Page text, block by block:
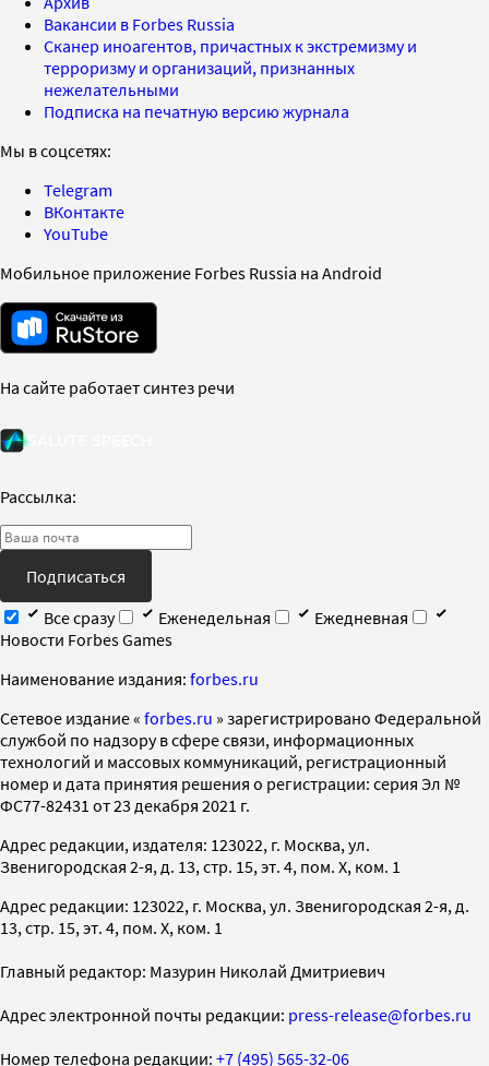
Вакансии в Forbes Russia
Сканер иноагентов, причастных к экстремизму и
терроризму и организаций, признанных
нежелательными
Подписка на печатную версию журнала
Мы в соцсетях:
Telegram
ВКонтакте
YouTube
Мобильное приложение Forbes Russia на Android
На сайте работает синтез речи
Рассылка:
Подписаться
Все сразу
Еженедельная
Ежедневная
Новости Forbes Games
Наименование издания: forbes.ru
Cетевое издание « forbes.ru » зарегистрировано Федеральной
службой по надзору в сфере связи, информационных
технологий и массовых коммуникаций, регистрационный
номер и дата принятия решения о регистрации: серия Эл №
ФС77-82431 от 23 декабря 2021 г.
Адрес редакции, издателя: 123022, г. Москва, ул.
Звенигородская 2-я, д. 13, стр. 15, эт. 4, пом. X, ком. 1
Адрес редакции: 123022, г. Москва, ул. Звенигородская 2-я, д.
13, стр. 15, эт. 4, пом. X, ком. 1
Главный редактор: Мазурин Николай Дмитриевич
Адрес электронной почты редакции: press-release@forbes.ru
Номер телефона редакции: +7 (495) 565-32-06